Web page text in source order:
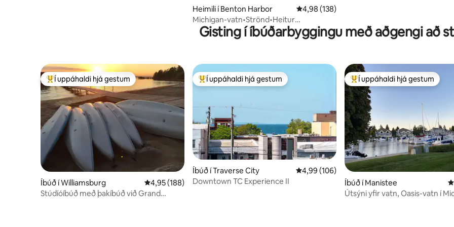
Heimili í Benton Harbor 4,98 af 5 í meðaleinkunn, 138 umsagnir
4,98 (138)
Michigan-vatn•Strönd•Heitur
pottur•Gufubað•Magnað útsýni
Gisting í íbúðarbyggingu með aðgengi að
Í mestu uppáhaldi hjá gestum
Í uppáhaldi hjá gestum
Íbúð í Williamsburg 4,95 af 5 í meðaleinkunn, 188 umsagnir
4,95 (188)
Stúdíóíbúð með þakíbúð við Grand
Í mestu uppáhaldi hjá gestum
Í uppáhaldi hjá gestum
Íbúð í Traverse City 4,99 af 5 í meðaleinkunn, 106 umsagnir
4,99 (106)
Downtown TC Experience II
Í mestu uppáhaldi hjá gestum
Í uppáhaldi hjá gestum
Íbúð í Manistee
Útsýni yfir vatn, Oasis-vatn í